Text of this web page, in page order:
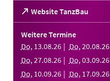
Website TanzBau
(Öffnet
in
einem
Tab)
Weitere Termine
Do, 13.08.26 Do,20.08.26
Do,27.08.26 Do,03.09.26
Do, 10.09.26 Do, 17.09.26